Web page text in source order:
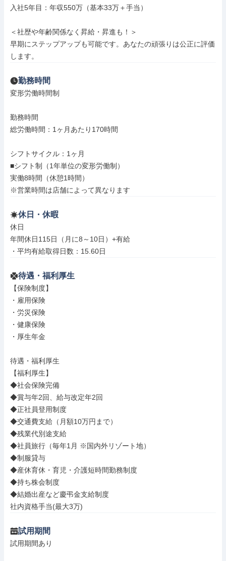
入社5年目：年収550万（基本33万＋手当）
＜社歴や年齢関係なく昇給・昇進も！＞
早期にステップアップも可能です。あなたの頑張りは公正に評価
します。
勤務時間
変形労働時間制
勤務時間
総労働時間：1ヶ月あたり170時間
シフトサイクル：1ヶ月
■シフト制（1年単位の変形労働制）
実働8時間（休憩1時間）
※営業時間は店舗によって異なります
休日・休暇
休日
年間休日115日（月に8～10日）+有給
・平均有給取得日数：15.60日
待遇・福利厚生
【保険制度】
・雇用保険
・労災保険
・健康保険
・厚生年金
待遇・福利厚生
【福利厚生】
◆社会保険完備
◆賞与年2回、給与改定年2回
◆正社員登用制度
◆交通費支給（月額10万円まで）
◆残業代別途支給
◆社員旅行（毎年1月 ※国内外リゾート地）
◆制服貸与
◆産休育休・育児・介護短時間勤務制度
◆持ち株会制度
◆結婚出産など慶弔金支給制度
社内資格手当(最大3万)
試用期間
試用期間あり